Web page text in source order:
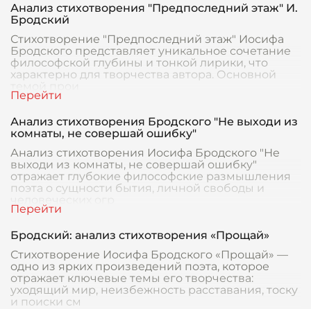
Анализ стихотворения "Предпоследний этаж" И.
Бродский
Стихотворение "Предпоследний этаж" Иосифа
Бродского представляет уникальное сочетание
философской глубины и тонкой лирики, что
характерно для творчества автора. Основной
Анализ стихотворения Бродского "Не выходи из
комнаты, не совершай ошибку"
Анализ стихотворения Иосифа Бродского "Не
выходи из комнаты, не совершай ошибку"
отражает глубокие философские размышления
поэта о сущности бытия, личной свободы и
Бродский: анализ стихотворения «Прощай»
Стихотворение Иосифа Бродского «Прощай» —
одно из ярких произведений поэта, которое
отражает ключевые темы его творчества:
уходящий мир, неизбежность расставания, тоску
и поиски см